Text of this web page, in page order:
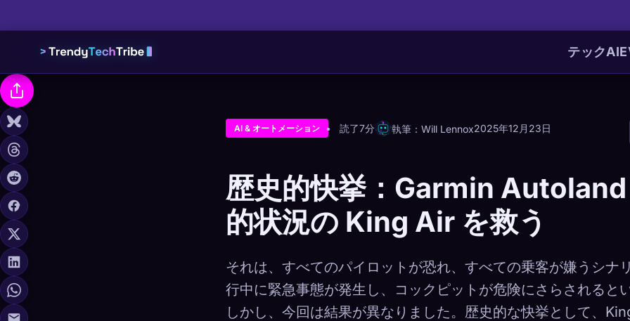
テックAI
AI & オートメーション 読了7分 執筆：Will Lennox2025年12月23日
歴史的快挙：Garmin
的状況の King Air を救う
それは、すべてのパイロットが恐れ、すべての乗客が嫌うシナ
行中に緊急事態が発生し、コックピットが危険にさらされると
しかし、今回は結果が異なりました。歴史的な快挙として、